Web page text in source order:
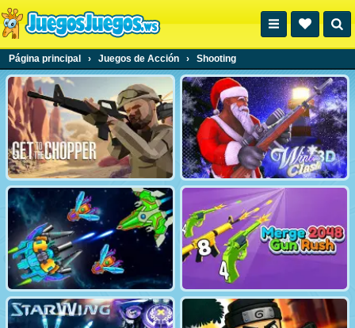
Página principal › Juegos de Acción › Shooting